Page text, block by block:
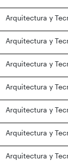
Arquitectura y
Arquitectura y
Arquitectura y
Arquitectura y
Arquitectura y
Arquitectura y
Arquitectura y